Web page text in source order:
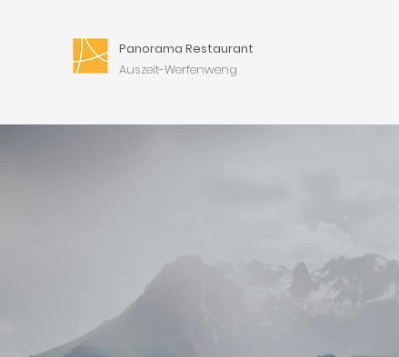
Panorama Restaurant
Auszeit-Werfenweng